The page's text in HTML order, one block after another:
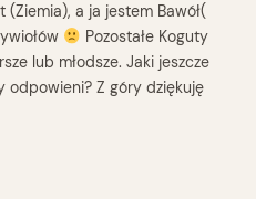
(Ziemia), a ja jestem Bawół(
Pozostałe Koguty
lub młodsze. Jaki jeszcze
odpowieni? Z góry dziękuję